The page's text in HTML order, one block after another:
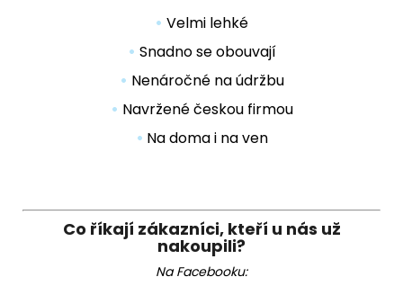
• Velmi lehké
• Snadno se obouvají
• Nenáročné na údržbu
• Navržené českou firmou
• Na doma i na ven
Co říkají zákazníci, kteří u nás už
nakoupili?
Na Facebooku: